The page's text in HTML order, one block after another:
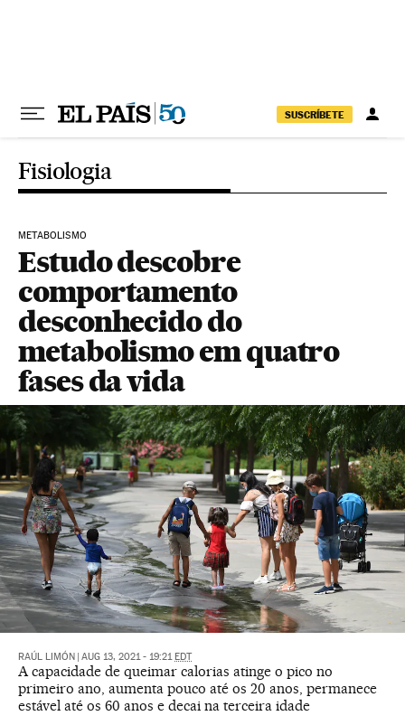
SUSCRÍBETE
Fisiologia
METABOLISMO
Estudo descobre
comportamento
desconhecido do
metabolismo em quatro
fases da vida
RAÚL LIMÓN AUG 13, 2021 - 19:21 EDT
A capacidade de queimar calorias atinge o pico no
primeiro ano, aumenta pouco até os 20 anos, permanece
estável até os 60 anos e decai na terceira idade